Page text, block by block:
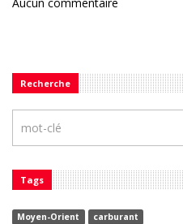
Recherche
Tags
Moyen-Orient carburant